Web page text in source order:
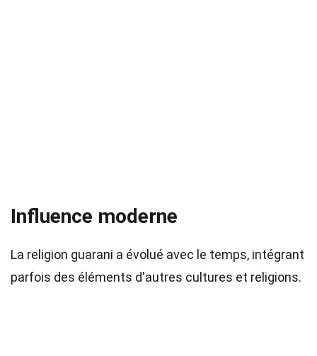
Influence moderne
La religion guarani a évolué avec le temps, intégrant
parfois des éléments d'autres cultures et religions.